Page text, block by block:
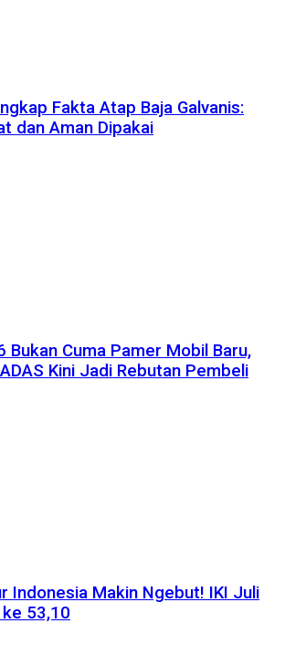
Fakta Atap Baja Galvanis:
dan Aman Dipakai
Bukan Cuma Pamer Mobil Baru,
Kini Jadi Rebutan Pembeli
Indonesia Makin Ngebut! IKI Juli
53,10